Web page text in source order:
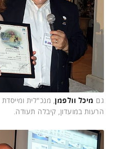
גם מיכל וולפמן, מנכ"לית ומייסדת
הרעות במועדון, קיבלה תעודה.